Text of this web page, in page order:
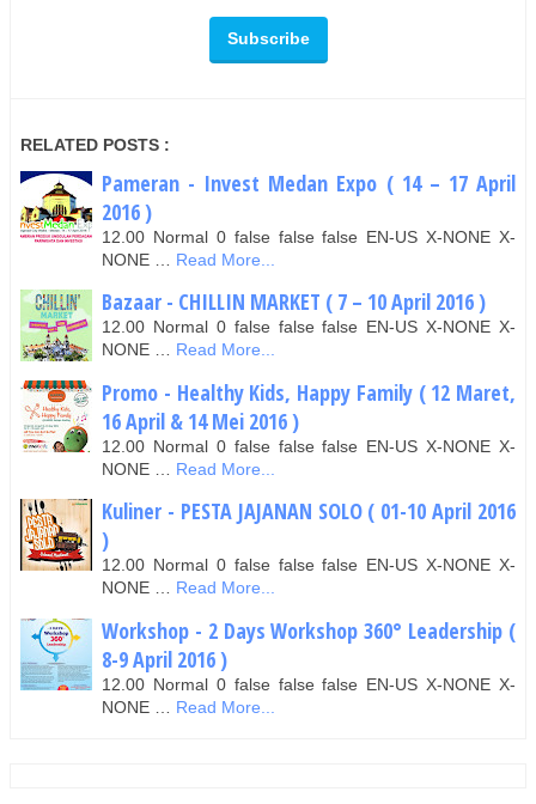
RELATED POSTS :
Pameran - Invest Medan Expo ( 14 – 17 April
2016 )
12.00 Normal 0 false false false EN-US X-NONE X-
NONE …
Read More...
Bazaar - CHILLIN MARKET ( 7 – 10 April 2016 )
12.00 Normal 0 false false false EN-US X-NONE X-
NONE …
Read More...
Promo - Healthy Kids, Happy Family ( 12 Maret,
16 April & 14 Mei​ 2016​ )
12.00 Normal 0 false false false EN-US X-NONE X-
NONE …
Read More...
Kuliner - PESTA JAJANAN SOLO ( 01-10 April 2016
)
12.00 Normal 0 false false false EN-US X-NONE X-
NONE …
Read More...
Workshop - 2 Days Workshop 360° Leadership (
8-9 April 2016 )
12.00 Normal 0 false false false EN-US X-NONE X-
NONE …
Read More...